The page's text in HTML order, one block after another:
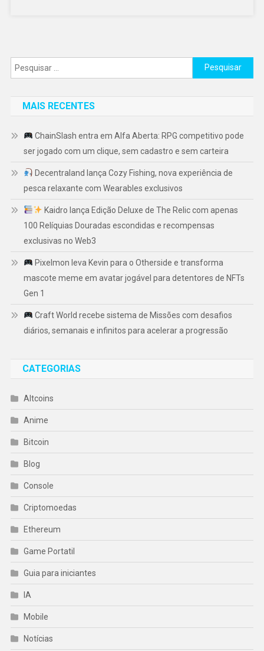
Pesquisar
por:
MAIS RECENTES
ChainSlash entra em Alfa Aberta: RPG competitivo pode
ser jogado com um clique, sem cadastro e sem carteira
Decentraland lança Cozy Fishing, nova experiência de
pesca relaxante com Wearables exclusivos
Kaidro lança Edição Deluxe de The Relic com apenas
100 Relíquias Douradas escondidas e recompensas
exclusivas no Web3
Pixelmon leva Kevin para o Otherside e transforma
mascote meme em avatar jogável para detentores de NFTs
Gen 1
Craft World recebe sistema de Missões com desafios
diários, semanais e infinitos para acelerar a progressão
CATEGORIAS
Altcoins
Anime
Bitcoin
Blog
Console
Criptomoedas
Ethereum
Game Portatil
Guia para iniciantes
IA
Mobile
Notícias